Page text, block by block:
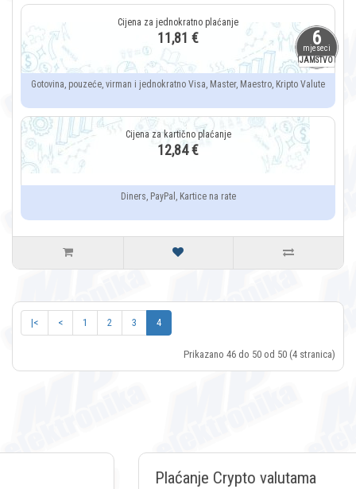
6
mjeseci
JAMSTVO
11,81 €
Gotovina, pouzeće, virman i jednokratno Visa, Master, Maestro, Kripto Valute
12,84 €
Diners, PayPal, Kartice na rate
|< < 1 2 3 4
Prikazano 46 do 50 od 50 (4 stranica)
Plaćanje Crypto valutama